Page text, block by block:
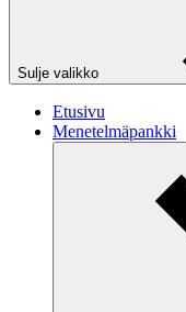
Sulje valikko
Etusivu
Menetelmäpankki